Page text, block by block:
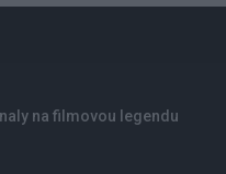
na filmovou legendu